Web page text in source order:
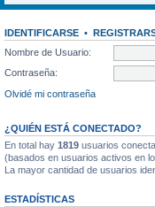
IDENTIFICARSE •
Nombre de Usuario:
Contraseña:
Olvidé mi contraseña
¿QUIÉN ESTÁ CONECTADO?
En total hay 1819 usuarios
(basados en usuarios activos en
La mayor cantidad de usuarios
ESTADÍSTICAS